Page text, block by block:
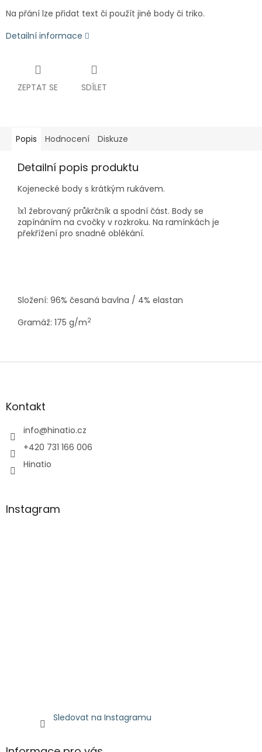
Na přání lze přidat text či použít jiné body či triko.
Detailní informace
ZEPTAT SE SDÍLET
Popis Hodnocení Diskuze
Detailní popis produktu
Kojenecké body s krátkým rukávem.
1x1 žebrovaný průkrčník a spodní část. Body se
zapínáním na cvočky v rozkroku. Na ramínkách je
překřížení pro snadné oblékání.
Složení: 96% česaná bavlna / 4% elastan
Gramáž: 175 g/m2
Z
aKontakt
info@hinatio.cz
+420 731 166 006
Hinatio
Instagram
Sledovat na Instagramu